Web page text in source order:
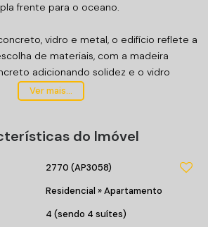
frente para o oceano.
vidro e metal, o edifício reflete a
de materiais, com a madeira
adicionando solidez e o vidro
deslumbrantes. Detalhes em metal
industrial e estabilidade.
nos detalhes” é evidente em todos
arquitetônico de alta qualidade.
e Coberturas;
Ver mais...
do Imóvel
2770 (AP3058)
Residencial »Apartamento
4 (sendo 4 suítes)